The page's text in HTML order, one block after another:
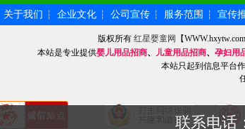
3、加盟者也可到我公司实地考察，合作洽谈。
联系电话
关于我们 ┆ 企业文化 ┆ 公司宣传 ┆ 服务范围 ┆ 宣传
版权所有 红星婴童网 【
本站是专业提供婴儿用品招商、 儿童用品招商、 孕妇用
本站只起到信息平台